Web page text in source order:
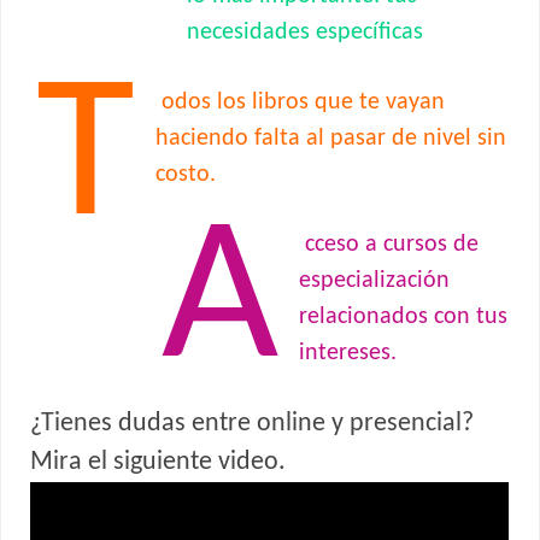
necesidades específicas
T
odos los libros que te vayan
haciendo falta al pasar de nivel sin
costo.
A
cceso a cursos de
especialización
relacionados con tus
intereses.
¿Tienes dudas entre online y presencial?
Mira el siguiente video.